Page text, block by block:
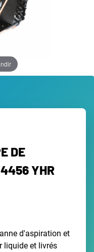
DE
YHR
d'aspiration et
liquide et livrés